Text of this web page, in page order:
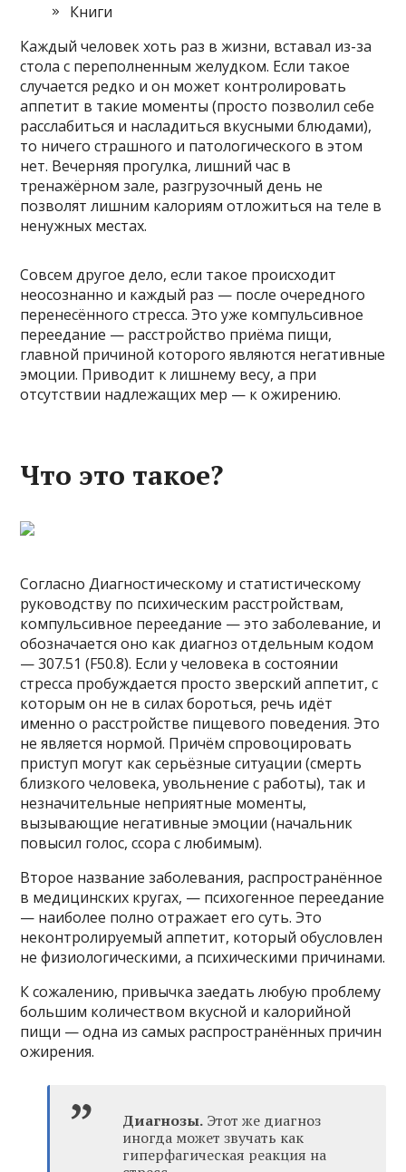
Книги
Каждый человек хоть раз в жизни, вставал из-за
стола с переполненным желудком. Если такое
случается редко и он может контролировать
аппетит в такие моменты (просто позволил себе
расслабиться и насладиться вкусными блюдами),
то ничего страшного и патологического в этом
нет. Вечерняя прогулка, лишний час в
тренажёрном зале, разгрузочный день не
позволят лишним калориям отложиться на теле в
ненужных местах.
Совсем другое дело, если такое происходит
неосознанно и каждый раз — после очередного
перенесённого стресса. Это уже компульсивное
переедание — расстройство приёма пищи,
главной причиной которого являются негативные
эмоции. Приводит к лишнему весу, а при
отсутствии надлежащих мер — к ожирению.
Что это такое?
Согласно Диагностическому и статистическому
руководству по психическим расстройствам,
компульсивное переедание — это заболевание, и
обозначается оно как диагноз отдельным кодом
— 307.51 (F50.8). Если у человека в состоянии
стресса пробуждается просто зверский аппетит, с
которым он не в силах бороться, речь идёт
именно о расстройстве пищевого поведения. Это
не является нормой. Причём спровоцировать
приступ могут как серьёзные ситуации (смерть
близкого человека, увольнение с работы), так и
незначительные неприятные моменты,
вызывающие негативные эмоции (начальник
повысил голос, ссора с любимым).
Второе название заболевания, распространённое
в медицинских кругах, — психогенное переедание
— наиболее полно отражает его суть. Это
неконтролируемый аппетит, который обусловлен
не физиологическими, а психическими причинами.
К сожалению, привычка заедать любую проблему
большим количеством вкусной и калорийной
пищи — одна из самых распространённых причин
ожирения.
Диагнозы. Этот же диагноз
иногда может звучать как
гиперфагическая реакция на